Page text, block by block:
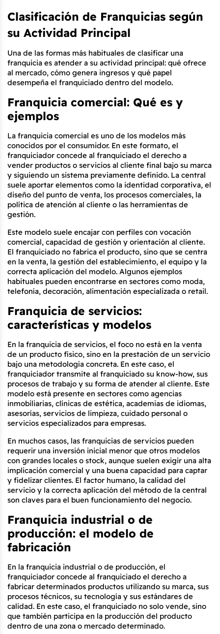
Clasificación de Franquicias según
su Actividad Principal
Una de las formas más habituales de clasificar una
franquicia es atender a su actividad principal: qué ofrece
al mercado, cómo genera ingresos y qué papel
desempeña el franquiciado dentro del modelo.
Franquicia comercial: Qué es y
ejemplos
La franquicia comercial es uno de los modelos más
conocidos por el consumidor. En este formato, el
franquiciador concede al franquiciado el derecho a
vender productos o servicios al cliente final bajo su marca
y siguiendo un sistema previamente definido. La central
suele aportar elementos como la identidad corporativa, el
diseño del punto de venta, los procesos comerciales, la
política de atención al cliente o las herramientas de
gestión.
Este modelo suele encajar con perfiles con vocación
comercial, capacidad de gestión y orientación al cliente.
El franquiciado no fabrica el producto, sino que se centra
en la venta, la gestión del establecimiento, el equipo y la
correcta aplicación del modelo. Algunos ejemplos
habituales pueden encontrarse en sectores como moda,
telefonía, decoración, alimentación especializada o retail.
Franquicia de servicios:
características y modelos
En la franquicia de servicios, el foco no está en la venta
de un producto físico, sino en la prestación de un servicio
bajo una metodología concreta. En este caso, el
franquiciador transmite al franquiciado su know-how, sus
procesos de trabajo y su forma de atender al cliente. Este
modelo está presente en sectores como agencias
inmobiliarias, clínicas de estética, academias de idiomas,
asesorías, servicios de limpieza, cuidado personal o
servicios especializados para empresas.
En muchos casos, las franquicias de servicios pueden
requerir una inversión inicial menor que otros modelos
con grandes locales o stock, aunque suelen exigir una alta
implicación comercial y una buena capacidad para captar
y fidelizar clientes. El factor humano, la calidad del
servicio y la correcta aplicación del método de la central
son claves para el buen funcionamiento del negocio.
Franquicia industrial o de
producción: el modelo de
fabricación
En la franquicia industrial o de producción, el
franquiciador concede al franquiciado el derecho a
fabricar determinados productos utilizando su marca, sus
procesos técnicos, su tecnología y sus estándares de
calidad. En este caso, el franquiciado no solo vende, sino
que también participa en la producción del producto
dentro de una zona o mercado determinado.